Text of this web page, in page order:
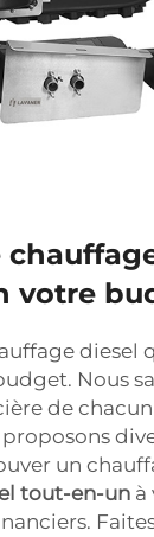
votre
diesel
Nous
de
un
tout-en-un à